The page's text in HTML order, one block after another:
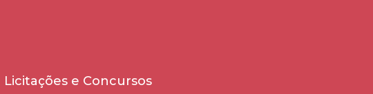
Licitações e Concursos